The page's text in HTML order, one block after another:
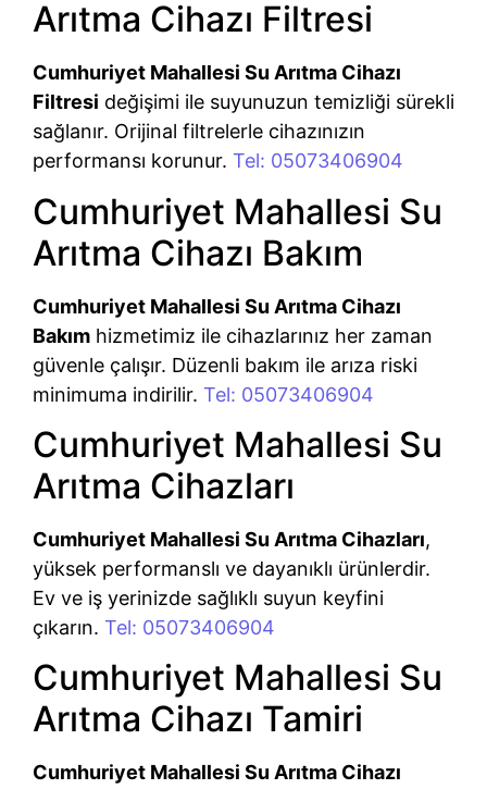
Arıtma Cihazı Filtresi
Cumhuriyet Mahallesi Su Arıtma Cihazı
Filtresi değişimi ile suyunuzun temizliği sürekli
sağlanır. Orijinal filtrelerle cihazınızın
performansı korunur. Tel: 05073406904
Cumhuriyet Mahallesi Su
Arıtma Cihazı Bakım
Cumhuriyet Mahallesi Su Arıtma Cihazı
Bakım hizmetimiz ile cihazlarınız her zaman
güvenle çalışır. Düzenli bakım ile arıza riski
minimuma indirilir. Tel: 05073406904
Cumhuriyet Mahallesi Su
Arıtma Cihazları
Cumhuriyet Mahallesi Su Arıtma Cihazları,
yüksek performanslı ve dayanıklı ürünlerdir.
Ev ve iş yerinizde sağlıklı suyun keyfini
çıkarın. Tel: 05073406904
Cumhuriyet Mahallesi Su
Arıtma Cihazı Tamiri
Cumhuriyet Mahallesi Su Arıtma Cihazı